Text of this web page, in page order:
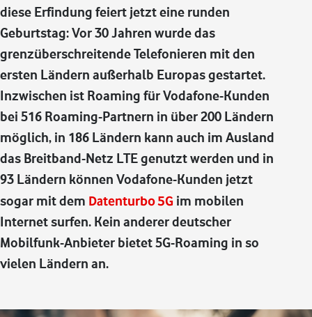
diese Erfindung feiert jetzt eine runden
Geburtstag: Vor 30 Jahren wurde das
grenzüberschreitende Telefonieren mit den
ersten Ländern außerhalb Europas gestartet.
Inzwischen ist Roaming für Vodafone-Kunden
bei 516 Roaming-Partnern in über 200 Ländern
möglich, in 186 Ländern kann auch im Ausland
das Breitband-Netz LTE genutzt werden und in
93 Ländern können Vodafone-Kunden jetzt
sogar mit dem Datenturbo 5G im mobilen
Internet surfen. Kein anderer deutscher
Mobilfunk-Anbieter bietet 5G-Roaming in so
vielen Ländern an.